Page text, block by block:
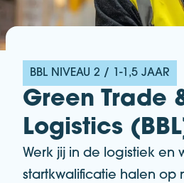
BBL NIVEAU 2 / 1-1,5 JAAR
Green Trade
Logistics
Werk jij in de logistiek en
startkwalificatie halen op